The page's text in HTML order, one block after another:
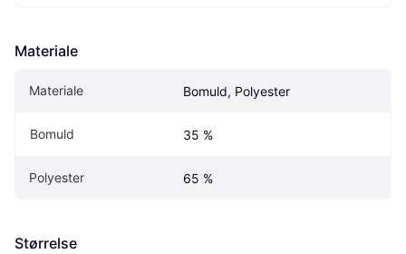
Materiale
Materiale Bomuld, Polyester
Bomuld 35 %
Polyester 65 %
Størrelse